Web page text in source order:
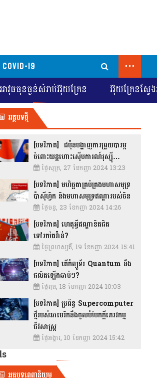
COVID-19 ...
អ៊ុយក្រែនស្វែងរកការចរចាដើម្បីជម្
អត្ថបទថ្មី
[បទវិភាគ] ជប៉ុនបង្ហាញការព្រួយបារម្ភ
ចំពោះយន្តហោះស៊ើបការណ៍រុស្ស៊ី…
ថ្ងៃសុក្រ, 27 ខែកញ្ញា 2024 13:23
[បទវិភាគ] មហិច្ឆតាគ្រប់គ្រងមហាសមុទ្រ
ប៉ាស៊ីហ្វិក និងមហាសមុទ្រឥណ្ឌារបស់ចិន
ថ្ងៃចន្ទ, 23 ខែកញ្ញា 2024 14:26
[បទវិភាគ] ហេតុអ្វីឥណ្ឌាខិតជិត
ទៅរកតៃវ៉ាន់?
ថ្ងៃព្រហស្បតិ៍, 19 ខែកញ្ញា 2024 15:41
[បទវិភាគ] តើកំព្យូទ័រ Quantum នឹង
ផលិតឡើងឆាប់ៗ?
ថ្ងៃពុធ, 18 ខែកញ្ញា 2024 10:03
[បទវិភាគ] ប្រព័ន្ធ Supercomputer
ថ្មីរបស់អាមេរិកនឹងចូលបំបែកក្តីភេរវកម្ម
ជីវសាស្រ្ត
ថ្ងៃអង្គារ, 10 ខែកញ្ញា 2024 15:42
អត្ថបទពេញនិយម